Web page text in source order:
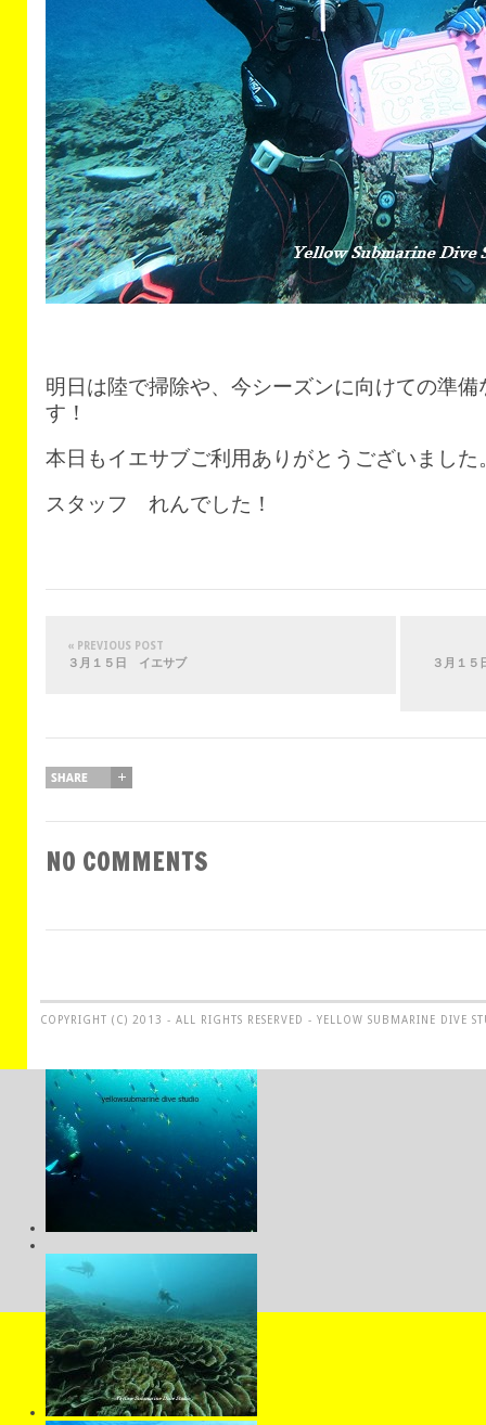
明日は陸で掃除や、今シーズンに向けての準
す！
本日もイエサブご利用ありがとうございました
スタッフ れんでした！
« PREVIOUS POST
３月１５日 イエサブ ３月１５
NO COMMENTS
COPYRIGHT (C) 2013 - ALL RIGHTS RESERVED - YELLOW SUBMARINE DIVE